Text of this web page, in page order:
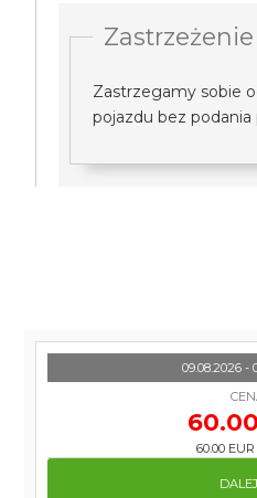
Zastrzeżenie
Zastrzegamy sobie
pojazdu bez podania
09.08.2026 -
60.00
60.00 EUR
DALEJ